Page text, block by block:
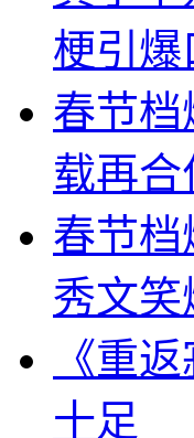
梗引爆
春节档
载再合
春节
秀文笑
《重
十足